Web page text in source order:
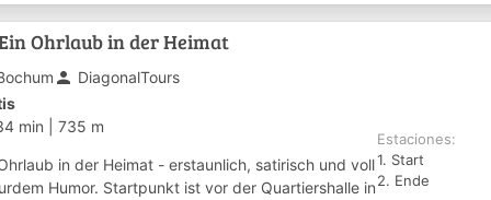
Ohrlaub in der Heimat
person DiagonalTours
min
735 m
in der Heimat - erstaunlich, satirisch und voll
Humor. Startpunkt ist vor der Quartiershalle in
Estaciones:
1. Start
2. Ende